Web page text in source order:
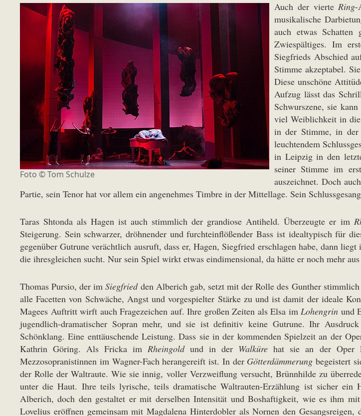
Foto ©Tom Schulze
Auch der vierteRing-
musikalische
auch etwas
Zwiespältiges. Im
Siegfrieds Abschied
Stimme akzeptabel.
Diese unschöne
Aufzug lässt das
Schwurszene, sie
viel Weiblichkeit in
in der Stimme, in der
leuchtendem
in Leipzig in den
seiner Stimme im
auszeichnet. Doch
Partie, sein Tenor hat vor allem ein angenehmes Timbre in der Mittellage. Sein
Taras Shtonda als Hagen ist auch stimmlich der grandiose Antiheld. Überzeugte er im
Steigerung. Sein schwarzer, dröhnender und furchteinflößender Bass ist idealtypisch für
gegenüber Gutrune verächtlich ausruft, dass er, Hagen, Siegfried erschlagen habe, dann
die ihresgleichen sucht. Nur sein Spiel wirkt etwas eindimensional, da hätte er noch mehr
Thomas Pursio, der imSiegfried den Alberich gab, setzt mit der Rolle des Gunther
alle Facetten von Schwäche, Angst und vorgespielter Stärke zu und ist damit der ideale
Magees Auftritt wirft auch Fragezeichen auf. Ihre großen Zeiten als Elsa imLohengrin und
jugendlich-dramatischer Sopran mehr, und sie ist definitiv keine Gutrune. Ihr
Schönklang. Eine enttäuschende Leistung. Dass sie in der kommenden Spielzeit an der
Kathrin Göring. Als Fricka imRheingoldund in der Walküre hat sie an der Oper
Mezzosopranistinnen im Wagner-Fach herangereift ist. In der Götterdämmerungbegeistert
der Rolle der Waltraute. Wie sie innig, voller Verzweiflung versucht, Brünnhilde zu
unter die Haut. Ihre teils lyrische, teils dramatische Waltrauten-Erzählung ist sicher
Alberich, doch den gestaltet er mit derselben Intensität und Boshaftigkeit, wie es ihm
Lovelius eröffnen gemeinsam mit Magdalena Hinterdobler als Nornen den